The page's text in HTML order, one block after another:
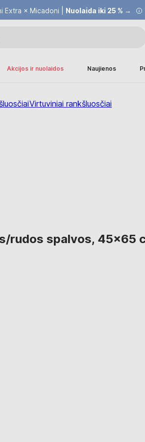
Extra × Micadoni | Nuolaida iki 25 % →
Akcijos ir nuolaidos Naujienos
Virtuviniai rankšluosčiai
rudos spalvos, 45x65